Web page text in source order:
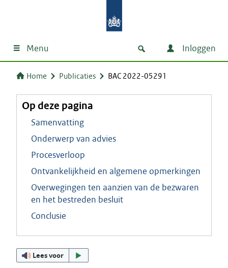
Menu Inloggen
Home Publicaties BAC 2022-05291
Op deze pagina
Samenvatting
Onderwerp van advies
Procesverloop
Ontvankelijkheid en algemene opmerkingen
Overwegingen ten aanzien van de bezwaren
en het bestreden besluit
Conclusie
Lees voor